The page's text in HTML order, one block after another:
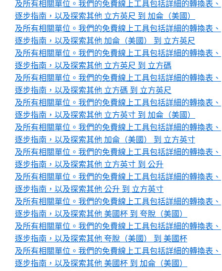
及所有相關單位。我們的免費線上工具包括詳細的轉換表、
逐步指南，以及探索其他 立方英尺 到 加侖（美國）
及所有相關單位。我們的免費線上工具包括詳細的轉換表、
逐步指南，以及探索其他 加侖（美國） 到 立方英尺
及所有相關單位。我們的免費線上工具包括詳細的轉換表、
逐步指南，以及探索其他 立方英尺 到 立方碼
及所有相關單位。我們的免費線上工具包括詳細的轉換表、
逐步指南，以及探索其他 立方碼 到 立方英尺
及所有相關單位。我們的免費線上工具包括詳細的轉換表、
逐步指南，以及探索其他 立方英寸 到 加侖（美國）
及所有相關單位。我們的免費線上工具包括詳細的轉換表、
逐步指南，以及探索其他 加侖（美國） 到 立方英寸
及所有相關單位。我們的免費線上工具包括詳細的轉換表、
逐步指南，以及探索其他 立方英寸 到 公升
及所有相關單位。我們的免費線上工具包括詳細的轉換表、
逐步指南，以及探索其他 公升 到 立方英寸
及所有相關單位。我們的免費線上工具包括詳細的轉換表、
逐步指南，以及探索其他 美國杯 到 夸脫（美國）
及所有相關單位。我們的免費線上工具包括詳細的轉換表、
逐步指南，以及探索其他 夸脫（美國） 到 美國杯
及所有相關單位。我們的免費線上工具包括詳細的轉換表、
逐步指南，以及探索其他 美國杯 到 加侖（美國）